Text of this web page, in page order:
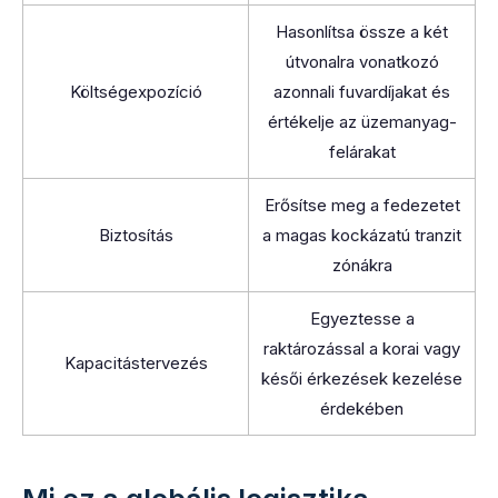
Költségexpozíció
Hasonlítsa össze a két
útvonalra vonatkozó
azonnali fuvardíjakat és
értékelje az üzemanyag-
felárakat
Biztosítás
Erősítse meg a fedezetet
a magas kockázatú tranzit
zónákra
Kapacitástervezés
Egyeztesse a
raktározással a korai vagy
késői érkezések kezelése
érdekében